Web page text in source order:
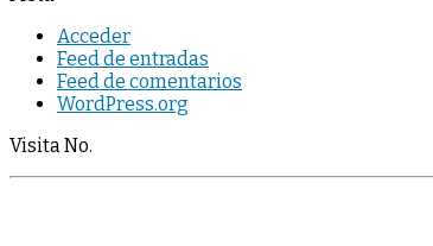
Acceder
Feed de entradas
Feed de comentarios
WordPress.org
Visita No.